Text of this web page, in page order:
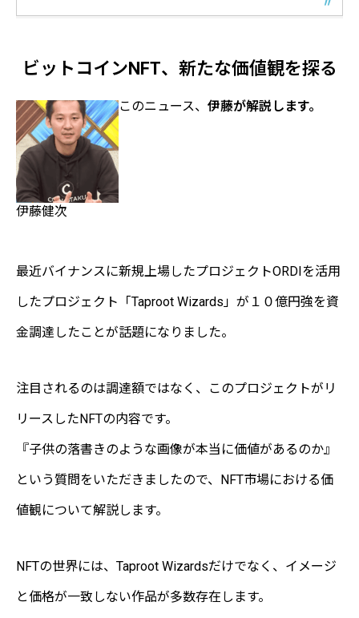
ビットコインNFT、新たな価値観を探る
伊藤健次
このニュース、 伊藤が解説します。
最近バイナンスに新規上場したプロジェクトORDIを活用
したプロジェクト「Taproot Wizards」が１０億円強を資
金調達したことが話題になりました。
注目されるのは調達額ではなく、このプロジェクトがリ
リースしたNFTの内容です。
『子供の落書きのような画像が本当に価値があるのか』
という質問をいただきましたので、NFT市場における価
値観について解説します。
NFTの世界には、Taproot Wizardsだけでなく、イメージ
と価格が一致しない作品が多数存在します。